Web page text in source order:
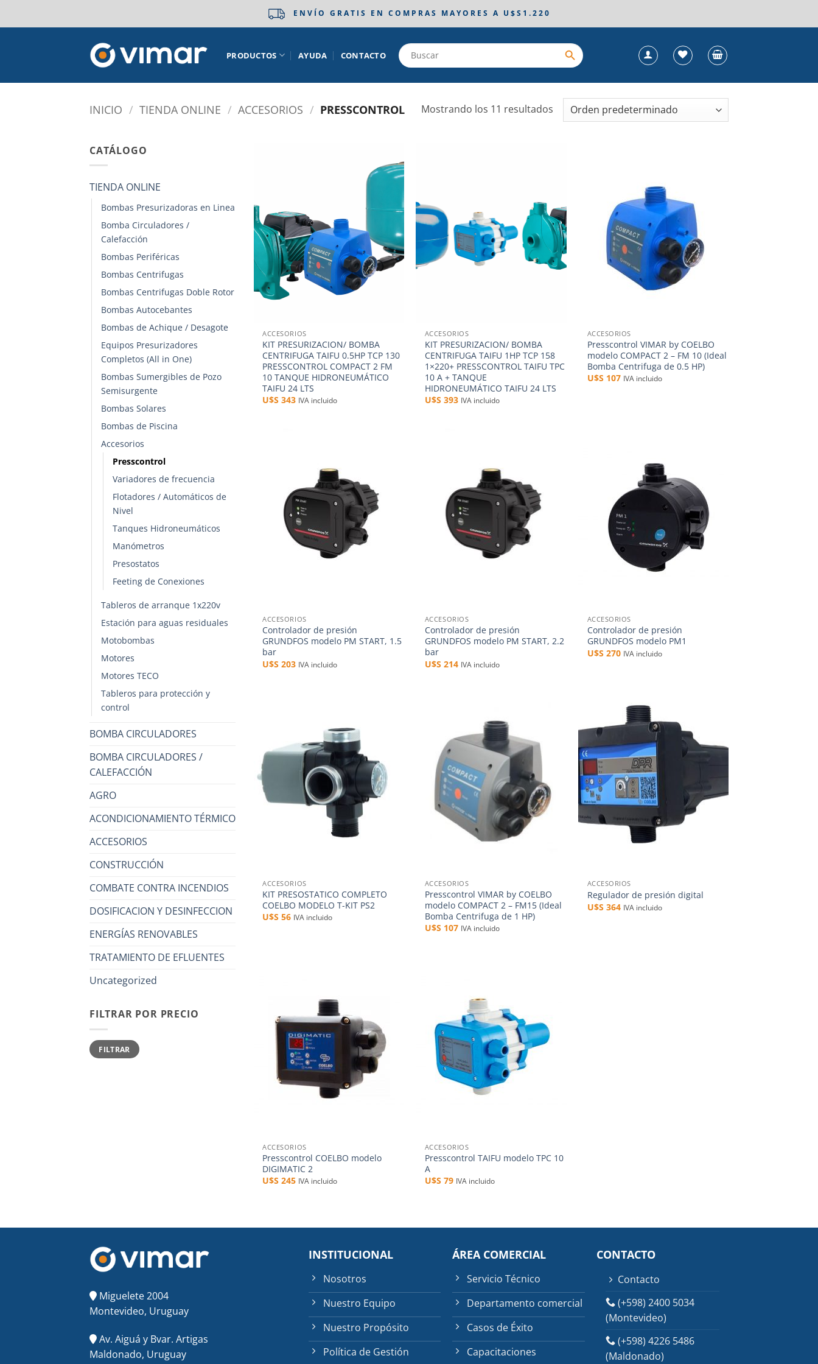
ENVÍO GRATIS EN COMPRAS MAYORES A U$S1.220
PRODUCTOS AYUDA CONTACTO
INICIO / TIENDA ONLINE / ACCESORIOS / PRESSCONTROL Mostrando los 11 resultados
CATÁLOGO
TIENDA ONLINE
Bombas Presurizadoras en Linea
Bomba Circuladores /
Calefacción
Bombas Periféricas
Bombas Centrifugas
Bombas Centrifugas Doble Rotor
Bombas Autocebantes
Bombas de Achique / Desagote
Equipos Presurizadores
Completos (All in One)
Bombas Sumergibles de Pozo
Semisurgente
Bombas Solares
Bombas de Piscina
Accesorios
Presscontrol
Variadores de frecuencia
Flotadores / Automáticos de
Nivel
Tanques Hidroneumáticos
Manómetros
Presostatos
Feeting de Conexiones
Tableros de arranque 1x220v
Estación para aguas residuales
Motobombas
Motores
Motores TECO
Tableros para protección y
control
BOMBA CIRCULADORES
BOMBA CIRCULADORES /
CALEFACCIÓN
AGRO
ACONDICIONAMIENTO TÉRMICO
ACCESORIOS
CONSTRUCCIÓN
COMBATE CONTRA INCENDIOS
DOSIFICACION Y DESINFECCION
ENERGÍAS RENOVABLES
TRATAMIENTO DE EFLUENTES
Uncategorized
FILTRAR POR PRECIO
Precio
mínimo
Precio
máximo
FILTRAR
Añadir
ACCESORIOS
KIT PRESURIZACION/ BOMBA
CENTRIFUGA TAIFU 0.5HP TCP 130
PRESSCONTROL COMPACT 2 FM
10 TANQUE HIDRONEUMÁTICO
TAIFU 24 LTS
U$S343 IVA incluido
deseos
ACCESORIOS
KIT PRESURIZACION/ BOMBA
CENTRIFUGA TAIFU 1HP TCP 158
1×220+ PRESSCONTROL TAIFU TPC
10 A + TANQUE
HIDRONEUMÁTICO TAIFU 24 LTS
U$S 393 IVA incluido
ACCESORIOS
Presscontrol VIMAR by COELBO
modelo COMPACT 2 – FM 10 (Ideal
Bomba Centrifuga de 0.5 HP)
U$S 107 IVA incluido
deseos
ACCESORIOS
Controlador de presión
GRUNDFOS modelo PM START, 1.5
bar
U$S203 IVA incluido
deseos
ACCESORIOS
Controlador de presión
GRUNDFOS modelo PM START, 2.2
bar
U$S 214 IVA incluido
deseos
ACCESORIOS
Controlador de presión
GRUNDFOS modelo PM1
U$S 270 IVA incluido
ACCESORIOS
KIT PRESOSTATICO COMPLETO
COELBO MODELO T-KIT PS2
U$S56 IVA incluido
lista de
deseos
ACCESORIOS
Presscontrol VIMAR by COELBO
modelo COMPACT 2 – FM15 (Ideal
Bomba Centrifuga de 1 HP)
U$S 107 IVA incluido
lista de
deseos
ACCESORIOS
Regulador de presión digital
U$S 364 IVA incluido
ACCESORIOS
Presscontrol COELBO modelo
DIGIMATIC 2
U$S245 IVA incluido
ACCESORIOS
Presscontrol TAIFU modelo TPC 10
A
U$S 79 IVA incluido
Miguelete 2004
Montevideo, Uruguay
Av. Aiguá y Bvar. Artigas
Maldonado, Uruguay
INSTITUCIONAL
Nosotros
Nuestro Equipo
Nuestro Propósito
Política de Gestión
ÁREA COMERCIAL
Servicio Técnico
Departamento comercial
Casos de Éxito
Capacitaciones
CONTACTO
Contacto
(+598) 2400 5034
(Montevideo)
(+598) 4226 5486
(Maldonado)